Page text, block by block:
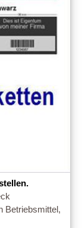
Betriebsmittel,